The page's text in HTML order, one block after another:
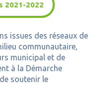
2021-2022
issues des réseaux de
communautaire,
municipal et de
à la Démarche
soutenir le